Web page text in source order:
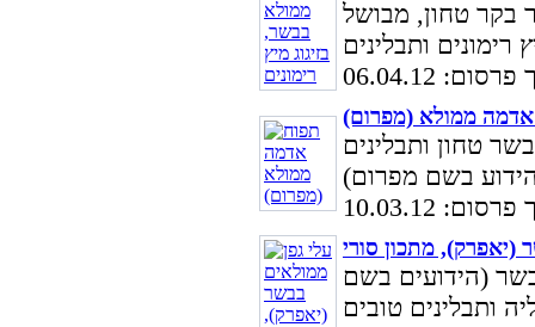
בקר טחון, מבושל
06.04.12
ממולא (מפרום)
טחון ותבלינים
10.03.12
(יאפרק), מתכון סורי
(הידועים בשם